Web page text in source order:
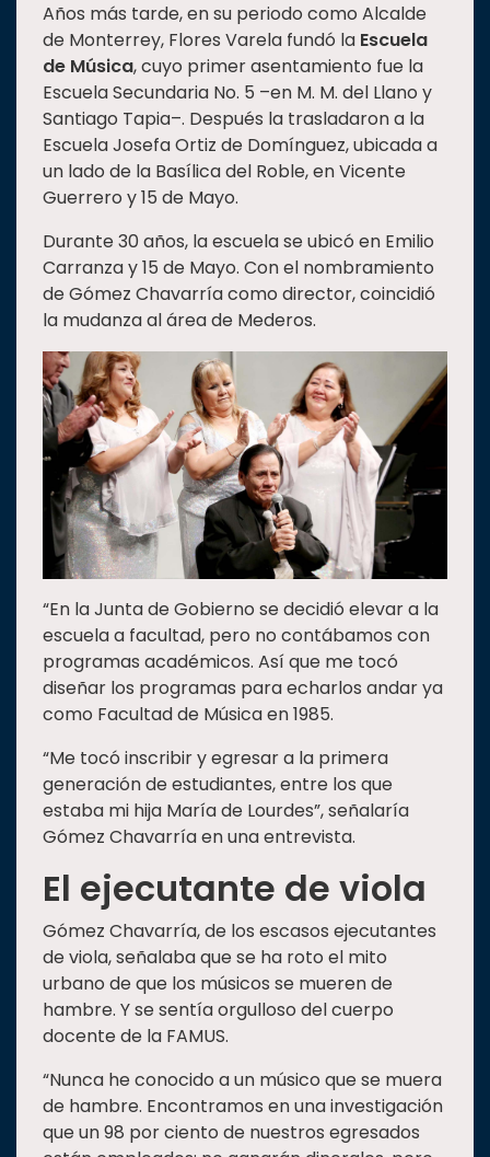
Años más tarde, en su periodo como Alcalde
de Monterrey, Flores Varela fundó la Escuela
de Música, cuyo primer asentamiento fue la
Escuela Secundaria No. 5 –en M. M. del Llano y
Santiago Tapia–. Después la trasladaron a la
Escuela Josefa Ortiz de Domínguez, ubicada a
un lado de la Basílica del Roble, en Vicente
Guerrero y 15 de Mayo.
Durante 30 años, la escuela se ubicó en Emilio
Carranza y 15 de Mayo. Con el nombramiento
de Gómez Chavarría como director, coincidió
la mudanza al área de Mederos.
“En la Junta de Gobierno se decidió elevar a la
escuela a facultad, pero no contábamos con
programas académicos. Así que me tocó
diseñar los programas para echarlos andar ya
como Facultad de Música en 1985.
“Me tocó inscribir y egresar a la primera
generación de estudiantes, entre los que
estaba mi hija María de Lourdes”, señalaría
Gómez Chavarría en una entrevista.
El ejecutante de viola
Gómez Chavarría, de los escasos ejecutantes
de viola, señalaba que se ha roto el mito
urbano de que los músicos se mueren de
hambre. Y se sentía orgulloso del cuerpo
docente de la FAMUS.
“Nunca he conocido a un músico que se muera
de hambre. Encontramos en una investigación
que un 98 por ciento de nuestros egresados